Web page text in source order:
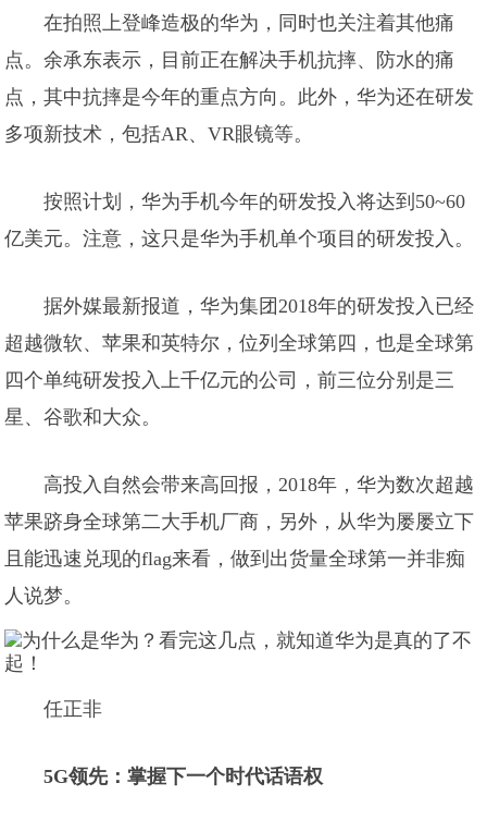
在拍照上登峰造极的华为，同时也关注着其他痛
点。余承东表示，目前正在解决手机抗摔、防水的痛
点，其中抗摔是今年的重点方向。此外，华为还在研发
多项新技术，包括AR、VR眼镜等。
按照计划，华为手机今年的研发投入将达到50~60
亿美元。注意，这只是华为手机单个项目的研发投入。
据外媒最新报道，华为集团2018年的研发投入已经
超越微软、苹果和英特尔，位列全球第四，也是全球第
四个单纯研发投入上千亿元的公司，前三位分别是三
星、谷歌和大众。
高投入自然会带来高回报，2018年，华为数次超越
苹果跻身全球第二大手机厂商，另外，从华为屡屡立下
且能迅速兑现的flag来看，做到出货量全球第一并非痴
人说梦。
任正非
5G领先：掌握下一个时代话语权